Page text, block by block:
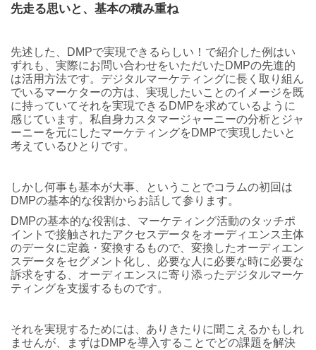
先走る思いと、基本の積み重ね
先述した、DMPで実現できるらしい！で紹介した例はい
ずれも、実際にお問い合わせをいただいたDMPの先進的
は活用方法です。デジタルマーケティングに長く取り組ん
でいるマーケターの方は、実現したいことのイメージを既
に持っていてそれを実現できるDMPを求めているように
感じています。私自身カスタマージャーニーの分析とジャ
ーニーを元にしたマーケティングをDMPで実現したいと
考えているひとりです。
しかし何事も基本が大事、ということでコラムの初回は
DMPの基本的な役割からお話して参ります。
DMPの基本的な役割は、マーケティング活動のタッチポ
イントで接触されたアクセスデータをオーディエンス主体
のデータに定義・変換するもので、変換したオーディエン
スデータをセグメント化し、必要な人に必要な時に必要な
訴求をする、オーディエンスに寄り添ったデジタルマーケ
ティングを支援するものです。
それを実現するためには、ありきたりに聞こえるかもしれ
ませんが、まずはDMPを導入することでどの課題を解決